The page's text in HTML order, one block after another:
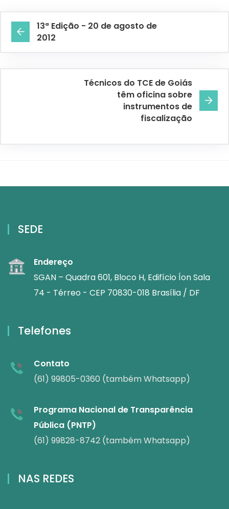
13ª Edição - 20 de agosto de
2012
Técnicos do TCE de Goiás
têm oficina sobre
instrumentos de
fiscalização
SEDE
Endereço
SGAN – Quadra 601, Bloco H, Edifício Íon Sala
74 - Térreo - CEP 70830-018 Brasília / DF
Telefones
Contato
(61) 99805-0360 (também Whatsapp)
Programa Nacional de Transparência
Pública (PNTP)
(61) 99828-8742 (também Whatsapp)
NAS REDES